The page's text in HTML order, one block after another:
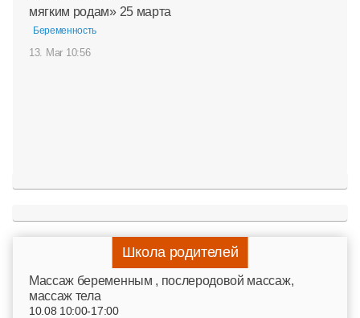
мягким родам» 25 марта
Беременность
13. Mar 10:56
Школа родителей
Mассаж беременным , послеродовой массаж,
массаж тела
10.08 10:00-17:00